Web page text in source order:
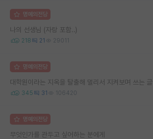
명예의전당
나의 선생님 (자랑 포함..)
218 21 29011
명예의전당
대학원이라는 지옥을 탈출해 멀리서 지켜보며 쓰는 글
345 31 106420
명예의전당
무엇인가를 관두고 싶어하는 분에게